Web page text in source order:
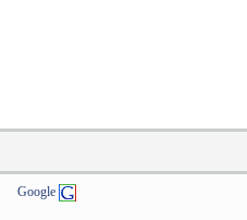
Google